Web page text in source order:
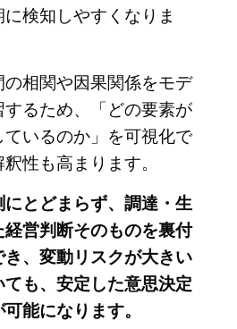
検知しやすくなりま
相関や因果関係をモデ
るため、「どの要素が
いるのか」を可視化で
性も高まります。
とどまらず、調達・生
営判断そのものを裏付
、変動リスクが大きい
も、安定した意思決定
能になります。